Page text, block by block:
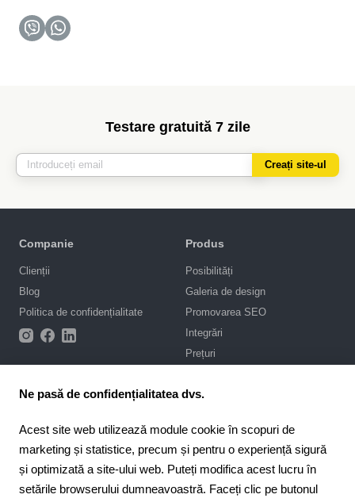
Testare gratuită 7 zile
Creați site-ul
Companie
Clienții
Blog
Politica de confidențialitate
Produs
Posibilități
Galeria de design
Promovarea SEO
Integrări
Prețuri
Asistență
Scrie-ne în chat
Contract public
Pentru parteneri
Ne pasă de confidențialitatea dvs.
Acest site web utilizează module cookie în scopuri de
marketing și statistice, precum și pentru o experiență sigură
și optimizată a site-ului web. Puteți modifica acest lucru în
setările browserului dumneavoastră. Faceți clic pe butonul